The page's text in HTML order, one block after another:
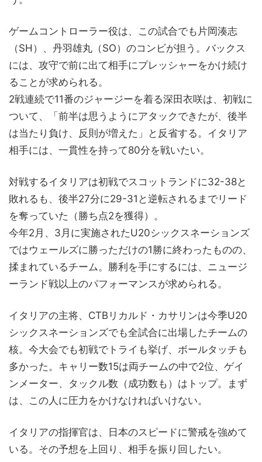
ゲームコントローラー役は、この試合でも片岡湊志
（SH）、丹羽雄丸（SO）のコンビが担う。バックス
には、攻守で前に出て相手にプレッシャーをかけ続け
ることが求められる。
2戦連続で11番のジャージーを着る深田衣咲は、初戦に
ついて、「前半は思うようにアタックできたが、後半
は当たり負け、反則が増えた」と反省する。イタリア
相手には、一貫性を持って80分を戦いたい。
対戦するイタリアは初戦でスコットランドに32-38と
敗れるも、後半27分に29-31と逆転されるまでリード
を奪っていた（勝ち点2を獲得）。
今年2月、3月に実施されたU20シックスネーションズ
ではウェールズに勝っただけの1勝に終わったものの、
揉まれているチーム。勝利を手にするには、ニュージ
ーランド戦以上のパフォーマンスが求められる。
イタリアの主将、CTBリカルド・カサリンは今季U20
シックスネーションズでも全試合に出場したチームの
核。今大会でも初戦でトライも挙げ、ボールタッチも
多かった。キャリー数15は両チームの中で2位、ゲイ
ンメーター、タックル数（成功数も）はトップ。まず
は、この人に圧力をかけなければいけない。
イタリアの指揮官は、日本のスピードに警戒を強めて
いる。その予想を上回り、相手を振り回したい。